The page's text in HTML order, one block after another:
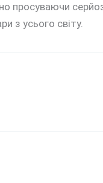
просуваючи
з усього світу.